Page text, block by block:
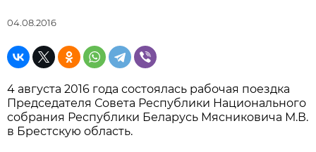
04.08.2016
4 августа 2016 года состоялась рабочая поездка
Председателя Совета Республики Национального
собрания Республики Беларусь Мясниковича М.В.
в Брестскую область.